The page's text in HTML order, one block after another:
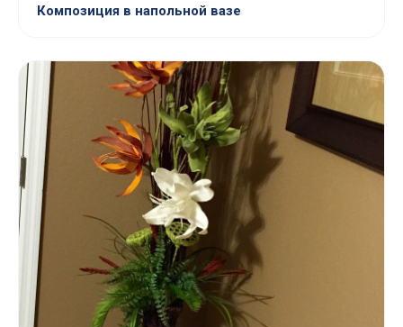
Композиция в напольной вазе